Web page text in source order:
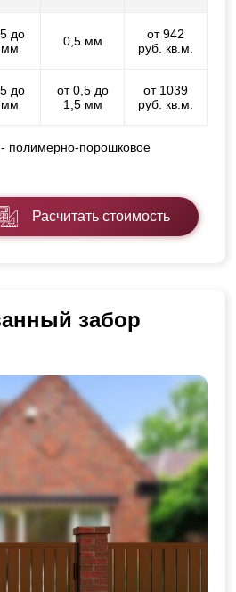
до
мм
0,5 мм
от 942
руб. кв.м.
до
мм
от 0,5 до
1,5 мм
от 1039
руб. кв.м.
полимерно-порошковое
Расчитать стоимость
забор